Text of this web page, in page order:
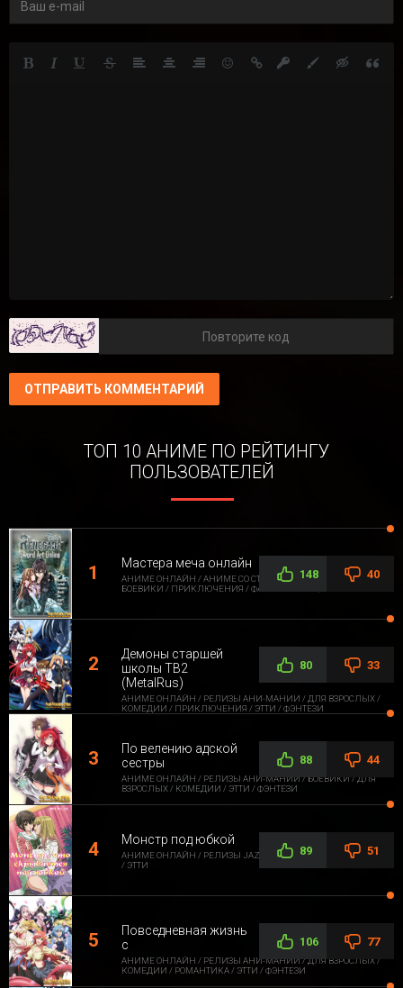
ОТПРАВИТЬ КОММЕНТАРИЙ
ТОП 10 АНИМЕ ПО РЕЙТИНГУ
ПОЛЬЗОВАТЕЛЕЙ
Мастера меча онлайн
АНИМЕ ОНЛАЙН / АНИМЕ СО СТОРОННЕЙ ОЗВУЧКОЙ /
БОЕВИКИ / ПРИКЛЮЧЕНИЯ / ФАНТАСТИКА / ФЭНТЕЗИ
148 40
Демоны старшей
школы ТВ2
(MetalRus)
АНИМЕ ОНЛАЙН / РЕЛИЗЫ АНИ-МАНИИ / ДЛЯ ВЗРОСЛЫХ /
КОМЕДИИ / ПРИКЛЮЧЕНИЯ / ЭТТИ / ФЭНТЕЗИ
80 33
По велению адской
сестры
АНИМЕ ОНЛАЙН / РЕЛИЗЫ АНИ-МАНИИ / БОЕВИКИ / ДЛЯ
ВЗРОСЛЫХ / КОМЕДИИ / ЭТТИ / ФЭНТЕЗИ
88 44
Монстр под юбкой
АНИМЕ ОНЛАЙН / РЕЛИЗЫ JAZZWAY ANIME / ДЛЯ ВЗРОСЛЫХ
/ ЭТТИ
89 51
Повседневная жизнь
с
АНИМЕ ОНЛАЙН / РЕЛИЗЫ АНИ-МАНИИ / ДЛЯ ВЗРОСЛЫХ /
КОМЕДИИ / РОМАНТИКА / ЭТТИ / ФЭНТЕЗИ
106 77